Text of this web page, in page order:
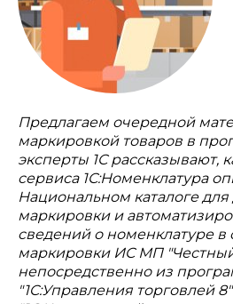
Предлагаем очередной
маркировкой товаров в
эксперты 1С рассказывают,
сервиса 1С:Номенклатура
Национальном каталоге
маркировки и
сведений о номенклатуре в
маркировки ИС МП
непосредственно из
"1C:Управления торговлей 8"